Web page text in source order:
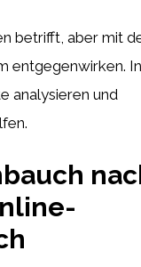
betrifft, aber mit
entgegenwirken. In
analysieren und